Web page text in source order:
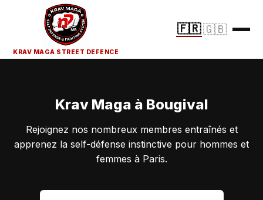
KRAV MAGA STREET DEFENCE
🇫🇷 🇬🇧
Krav Maga à Bougival
Rejoignez nos nombreux membres entraînés et
apprenez la self-défense instinctive pour hommes et
femmes à Paris.